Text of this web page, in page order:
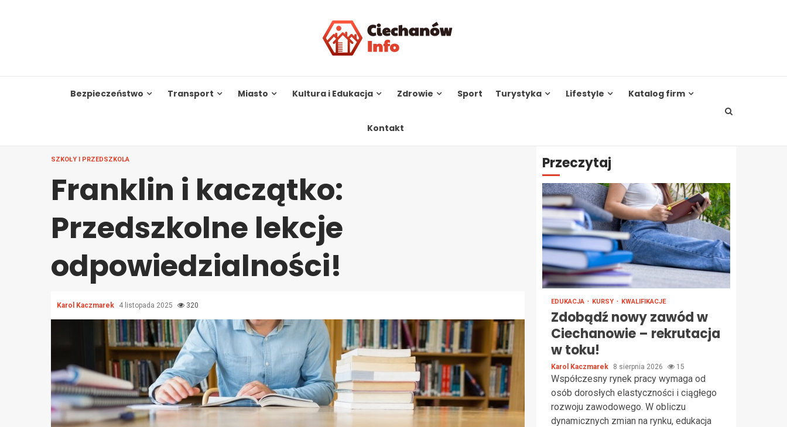
Bezpieczeństwo Transport Miasto Kultura i Edukacja Zdrowie Sport Turystyka Lifestyle Katalog firm
Kontakt
SZKOŁY I PRZEDSZKOLA
Franklin i kaczątko:
Przedszkolne lekcje
odpowiedzialności!
Karol Kaczmarek 4 listopada 2025 320
Przeczytaj
EDUKACJA KURSY KWALIFIKACJE
Zdobądź nowy zawód w
Ciechanowie – rekrutacja
w toku!
Karol Kaczmarek 8 sierpnia 2026 15
Współczesny rynek pracy wymaga od
osób dorosłych elastyczności i ciągłego
rozwoju zawodowego. W obliczu
dynamicznych zmian na rynku, edukacja